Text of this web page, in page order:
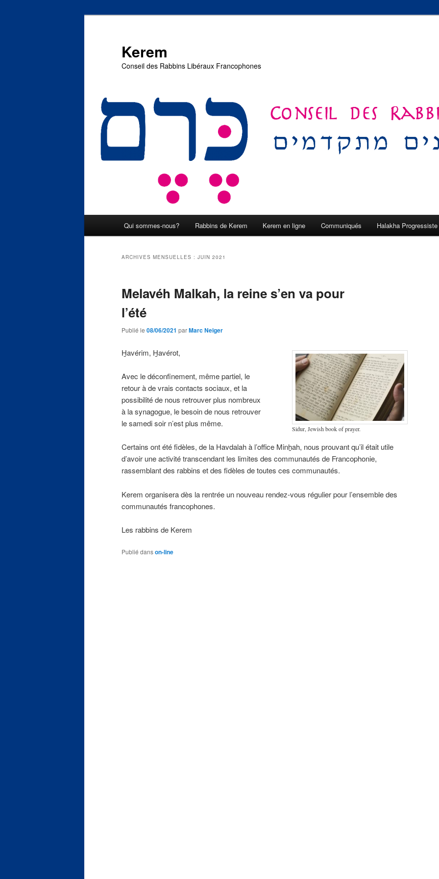
Kerem
Conseil des Rabbins Libéraux Francophones
Qui sommes-nous? Rabbins de Kerem Kerem en ligne Communiqués Halakha Progressiste
ARCHIVES MENSUELLES : JUIN 2021
Melavéh Malkah, la reine s’en va pour
l’été
Publié le 08/06/2021 parMarc Neiger
H̲avérim, H̲avérot,
Avec le déconfinement, même partiel, le
retour à de vrais contacts sociaux, et la
possibilité de nous retrouver plus nombreux
à la synagogue, le besoin de nous retrouver
le samedi soir n’est plus même.
Sidur, Jewish book of prayer.
Certains ont été fidèles, de la Havdalah à l’office Minh̲ah, nous prouvant qu’il était utile
d’avoir une activité transcendant les limites des communautés de Francophonie,
rassemblant des rabbins et des fidèles de toutes ces communautés.
Kerem organisera dès la rentrée un nouveau rendez-vous régulier pour l’ensemble des
communautés francophones.
Les rabbins de Kerem
Publié danson-line